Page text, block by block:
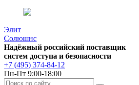
Элит
Солюшнс
Надёжный российский поставщик
систем доступа и безопасности
+7 (495) 374-84-12
Пн-Пт 9:00-18:00